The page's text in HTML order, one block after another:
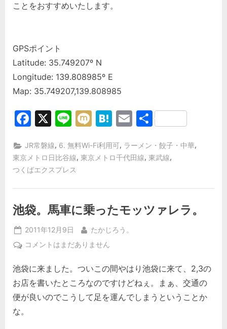
ことをおすすめいたします。
GPSポイント
Latitude: 35.749207º N
Longitude: 139.808985º E
Map: 35.749207,139.808985
Facebook
X LineMixiHatena
Email
共
JR常磐線, 6. 無料Wi-Fi利用可, ラーメン・餃子・中華,
東京メトロ日比谷線, 東京メトロ千代田線, 東武線,
つくばエクスプレス
池袋。馬車に乗ったモッツァレラ。
Posted
on
2011年12月9日 By
たかじろう。
池
馬
車
乗
コメントはまだありません
池袋に来ました。ついこの間やはり池袋に来て、2,3の
お店を書いたところなのですけどねぇ。まぁ、交通の
便が良いのでこうして足を運んでしまうということか
な。